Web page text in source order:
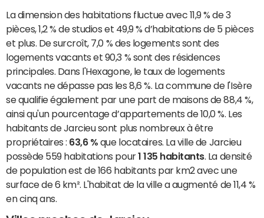
La dimension des habitations fluctue avec 11,9 % de 3
pièces, 1,2 % de studios et 49,9 % d’habitations de 5 pièces
et plus. De surcroît, 7,0 % des logements sont des
logements vacants et 90,3 % sont des résidences
principales. Dans l'Hexagone, le taux de logements
vacants ne dépasse pas les 8,6 %. La commune de l'Isère
se qualifie également par une part de maisons de 88,4 %,
ainsi qu'un pourcentage d’appartements de 10,0 %. Les
habitants de Jarcieu sont plus nombreux à être
propriétaires : 63,6 % que locataires. La ville de Jarcieu
possède 559 habitations pour1 135 habitants. La densité
de population est de 166 habitants par km2 avec une
surface de 6 km². L'habitat de la ville a augmenté de 11,4 %
en cinq ans.